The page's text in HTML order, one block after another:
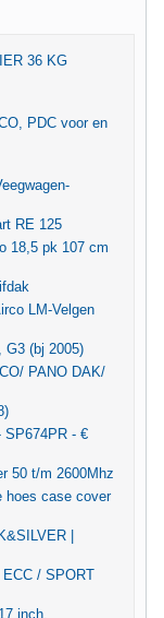
36 KG
PDC voor en
RE 125
18,5 pk 107 cm
LM-Velgen
(bj 2005)
PANO DAK/
SP674PR - €
50 t/m 2600Mhz
hoes case cover
|
/ SPORT
inch.